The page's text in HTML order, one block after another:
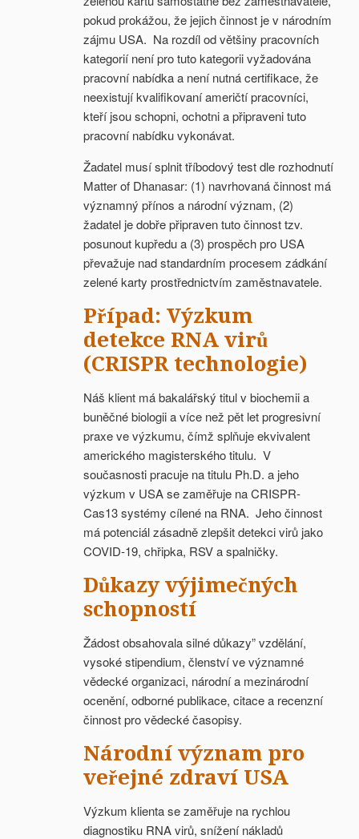
pokud prokážou, že jejich činnost je v národním
zájmu USA. Na rozdíl od většiny pracovních
kategorií není pro tuto kategorii vyžadována
pracovní nabídka a není nutná certifikace, že
neexistují kvalifikovaní američtí pracovníci,
kteří jsou schopni, ochotni a připraveni tuto
pracovní nabídku vykonávat.
Žadatel musí splnit tříbodový test dle rozhodnutí
Matter of Dhanasar: (1) navrhovaná činnost má
významný přínos a národní význam, (2)
žadatel je dobře připraven tuto činnost tzv.
posunout kupředu a (3) prospěch pro USA
převažuje nad standardním procesem zádkání
zelené karty prostřednictvím zaměstnavatele.
Případ: Výzkum
detekce RNA virů
(CRISPR technologie)
Náš klient má bakalářský titul v biochemii a
buněčné biologii a více než pět let progresivní
praxe ve výzkumu, čímž splňuje ekvivalent
amerického magisterského titulu. V
současnosti pracuje na titulu Ph.D. a jeho
výzkum v USA se zaměřuje na CRISPR-
Cas13 systémy cílené na RNA. Jeho činnost
má potenciál zásadně zlepšit detekci virů jako
COVID-19, chřipka, RSV a spalničky.
Důkazy výjimečných
schopností
Žádost obsahovala silné důkazy” vzdělání,
vysoké stipendium, členství ve významné
vědecké organizaci, národní a mezinárodní
ocenění, odborné publikace, citace a recenzní
činnost pro vědecké časopisy.
Národní význam pro
veřejné zdraví USA
Výzkum klienta se zaměřuje na rychlou
diagnostiku RNA virů, snížení nákladů